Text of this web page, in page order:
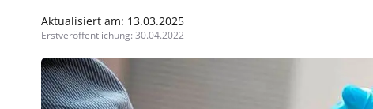
Aktualisiert am: 13.03.2025
Erstveröffentlichung: 30.04.2022